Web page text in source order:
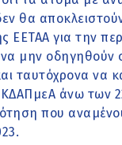
θα
ΕΕΤΑΑ για την
να μην οδηγηθούν
ταυτόχρονα να
άνω των
που